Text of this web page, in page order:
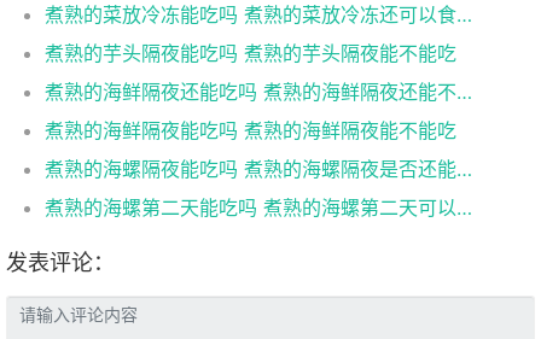
煮熟的菜放冷冻能吃吗 煮熟的菜放冷冻还可以食用吗
煮熟的芋头隔夜能吃吗 煮熟的芋头隔夜能不能吃
煮熟的海鲜隔夜还能吃吗 煮熟的海鲜隔夜还能不能吃
煮熟的海鲜隔夜能吃吗 煮熟的海鲜隔夜能不能吃
煮熟的海螺隔夜能吃吗 煮熟的海螺隔夜是否还能吃
煮熟的海螺第二天能吃吗 煮熟的海螺第二天可以吃吗
发表评论：